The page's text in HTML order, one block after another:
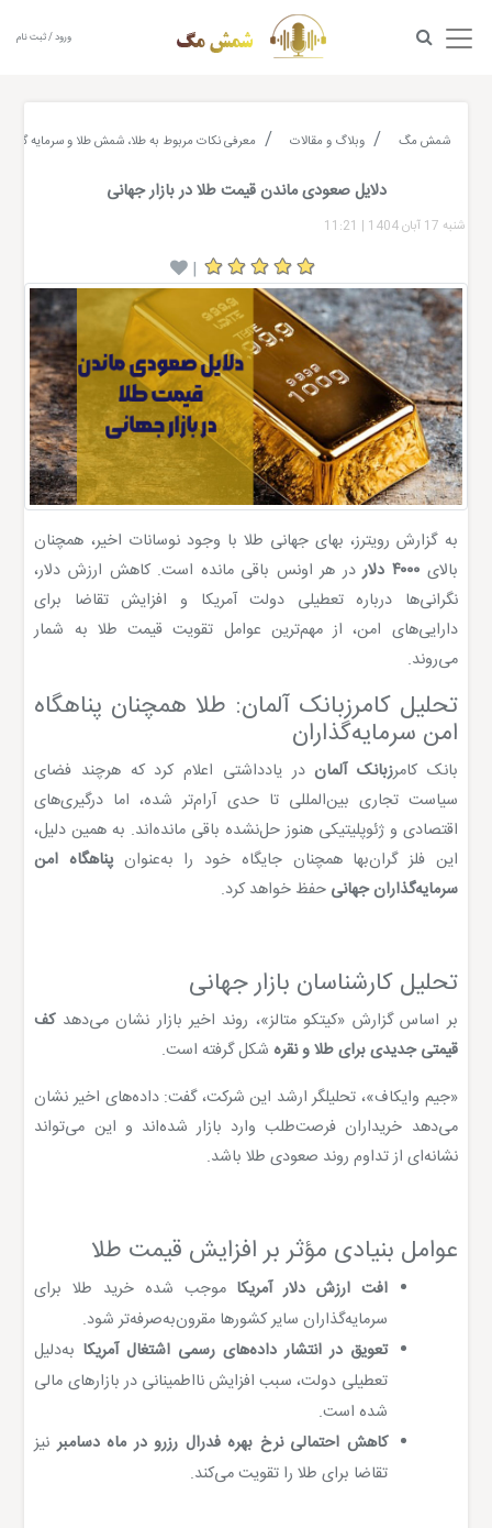
ورود / ثبت نام
شمش مگ وبلاگ و مقالات معرفی نکات مربوط به طلا، شمش طلا و سرمایه
دلایل صعودی ماندن قیمت طلا در بازار جهانی
شنبه 17 آبان 1404 |
11:21
|
به گزارش رویترز، بهای جهانی طلا با وجود نوسانات اخیر، همچنان
بالای ۴۰۰۰ دلار
در هر اونس باقی مانده است. کاهش ارزش دلار،
نگرانی‌ها درباره تعطیلی دولت آمریکا و افزایش تقاضا برای
دارایی‌های امن، از مهم‌ترین عوامل تقویت قیمت طلا به شمار
می‌روند.
تحلیل کامرزبانک آلمان: طلا همچنان پناهگاه
امن سرمایه‌گذاران
بانک کامرزبانک آلماندر یادداشتی اعلام کرد که هرچند فضای
سیاست تجاری بین‌المللی تا حدی آرام‌تر شده، اما درگیری‌های
اقتصادی و ژئوپلیتیکی هنوز حل‌نشده باقی مانده‌اند. به همین دلیل،
این فلز گران‌بها همچنان جایگاه خود را به‌عنوان پناهگاه امن
سرمایه‌گذاران جهانی حفظ خواهد کرد.
تحلیل کارشناسان بازار جهانی
بر اساس گزارش «کیتکو متالز»، روند اخیر بازار نشان می‌دهدکف
قیمتی جدیدی برای طلا و نقره شکل گرفته است.
«جیم وایکاف»، تحلیلگر ارشد این شرکت، گفت: داده‌های اخیر نشان
می‌دهد خریداران فرصت‌طلب وارد بازار شده‌اند و این می‌تواند
نشانه‌ای از تداوم روند صعودی طلا باشد.
عوامل بنیادی مؤثر بر افزایش قیمت طلا
افت ارزش دلار آمریکا موجب شده خرید طلا برای
سرمایه‌گذاران سایر کشورها مقرون‌به‌صرفه‌تر شود.
تعویق در انتشار داده‌های رسمی اشتغال آمریکا به‌دلیل
تعطیلی دولت، سبب افزایش نااطمینانی در بازارهای مالی
شده است.
کاهش احتمالی نرخ بهره فدرال رزرو در ماه دسامبر نیز
تقاضا برای طلا را تقویت می‌کند.